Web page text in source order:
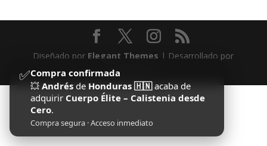
✅Compra confirmada
💥 Andrés de Honduras 🇭🇳acaba de
adquirir Cuerpo Élite – Calistenia desde
Cero.
Compra segura · Acceso inmediato
Diseñado por Elegant Themes | Desarrollado por
WordPress